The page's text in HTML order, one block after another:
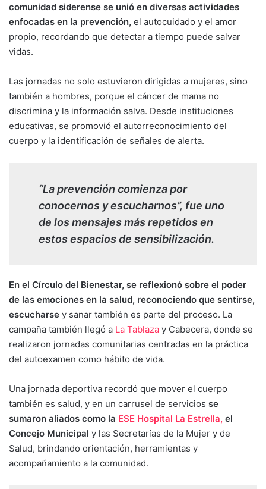
comunidad siderense se unió en diversas actividades
enfocadas en la prevención, el autocuidado y el amor
propio, recordando que detectar a tiempo puede salvar
vidas.
Las jornadas no solo estuvieron dirigidas a mujeres, sino
también a hombres, porque el cáncer de mama no
discrimina y la información salva. Desde instituciones
educativas, se promovió el autorreconocimiento del
cuerpo y la identificación de señales de alerta.
“La prevención comienza por
conocernos y escucharnos”, fue uno
de los mensajes más repetidos en
estos espacios de sensibilización.
En el Círculo del Bienestar, se reflexionó sobre el poder
de las emociones en la salud, reconociendo que sentirse,
escucharse y sanar también es parte del proceso. La
campaña también llegó a La Tablaza y Cabecera, donde se
realizaron jornadas comunitarias centradas en la práctica
del autoexamen como hábito de vida.
Una jornada deportiva recordó que mover el cuerpo
también es salud, y en un carrusel de servicios se
sumaron aliados como la ESE Hospital La Estrella, el
Concejo Municipal y las Secretarías de la Mujer y de
Salud, brindando orientación, herramientas y
acompañamiento a la comunidad.